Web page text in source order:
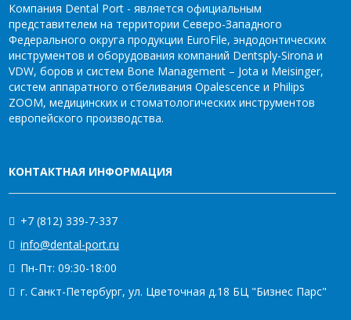
Компания Dental Port - является официальным
представителем на территории Северо-Западного
Федерального округа продукции EuroFile, эндодонтических
инструментов и оборудования компаний Dentsply-Sirona и
VDW, боров и систем Bone Management – Jota и Meisinger,
систем аппаратного отбеливания Opalescence и Philips
ZOOM, медицинских и стоматологических инструментов
европейского производства.
КОНТАКТНАЯ ИНФОРМАЦИЯ
+7 (812) 339-7-337
info@dental-port.ru
Пн-Пт: 09:30-18:00
г. Санкт-Петербург, ул. Цветочная д.18 БЦ "Бизнес Парс"